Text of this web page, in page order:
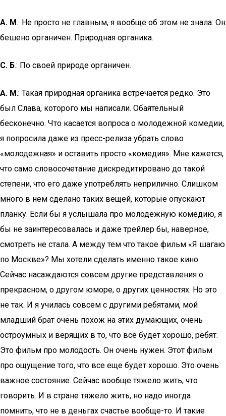
А. М.: Не просто не главным, я вообще об этом не знала. Он
бешено органичен. Природная органика.
С. Б.: По своей природе органичен.
А. М.: Такая природная органика встречается редко. Это
был Слава, которого мы написали. Обаятельный
бесконечно. Что касается вопроса о молодежной комедии,
я попросила даже из пресс-релиза убрать слово
«молодежная» и оставить просто «комедия». Мне кажется,
что само словосочетание дискредитировано до такой
степени, что его даже употреблять неприлично. Слишком
много в нем сделано таких вещей, которые опускают
планку. Если бы я услышала про молодежную комедию, я
бы не заинтересовалась и даже трейлер бы, наверное,
смотреть не стала. А между тем что такое фильм «Я шагаю
по Москве»? Мы хотели сделать именно такое кино.
Сейчас насаждаются совсем другие представления о
прекрасном, о другом юморе, о других ценностях. Но это
не так. И я училась совсем с другими ребятами, мой
младший брат очень похож на этих думающих, очень
остроумных и верящих в то, что все будет хорошо, ребят.
Это фильм про молодость. Он очень нужен. Этот фильм
про ощущение того, что все еще будет хорошо. Это очень
важное состояние. Сейчас вообще тяжело жить, что
говорить. И в стране тяжело жить, но надо иногда
помнить, что не в деньгах счастье вообще-то. И такие